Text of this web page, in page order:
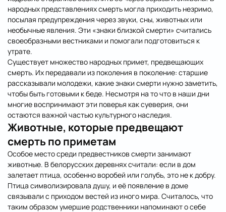
народных представлениях смерть могла приходить незримо,
посылая предупреждения через звуки, сны, животных или
необычные явления. Эти «знаки близкой смерти» считались
своеобразными вестниками и помогали подготовиться к
утрате.
Существует множество народных примет, предвещающих
смерть. Их передавали из поколения в поколение: старшие
рассказывали молодежи, какиезнаки смерти нужно заметить,
чтобы быть готовыми к беде. Несмотря на то что в наши дни
многие воспринимают эти поверья как суеверия, они
остаются важной частью культурного наследия.
Животные, которые предвещают
смерть по приметам
Особое место среди предвестников смерти занимают
животные. В белорусских деревнях считали: если в дом
залетает птица, особенно воробей или голубь, это не к добру.
Птица символизировала душу, и её появление в доме
связывали с приходом вестей из иного мира. Считалось, что
таким образом умершие родственники напоминают о себе